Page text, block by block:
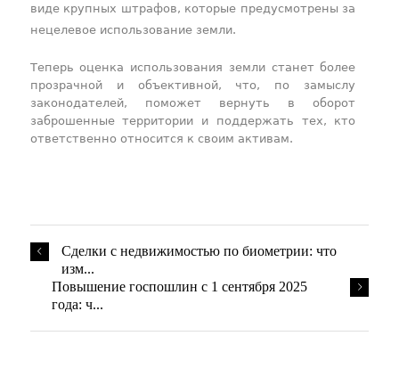
виде крупных штрафов, которые предусмотрены за
нецелевое использование земли.
Теперь оценка использования земли станет более
прозрачной и объективной, что, по замыслу
законодателей, поможет вернуть в оборот
заброшенные территории и поддержать тех, кто
ответственно относится к своим активам.
​Сделки с недвижимостью по биометрии: что
изм...
Повышение госпошлин с 1 сентября 2025
года: ч...